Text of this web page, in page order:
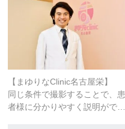
【まゆりなclinic名古屋栄】
同じ条件で撮影することで、患
者様に分かりやすく説明がで…